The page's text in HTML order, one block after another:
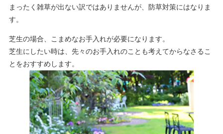
まったく雑草が出ない訳ではありませんが、防草対策にはなりま
す。
芝生の場合、こまめなお手入れが必要になります。
芝生にしたい時は、先々のお手入れのことも考えてからなさるこ
とをおすすめします。